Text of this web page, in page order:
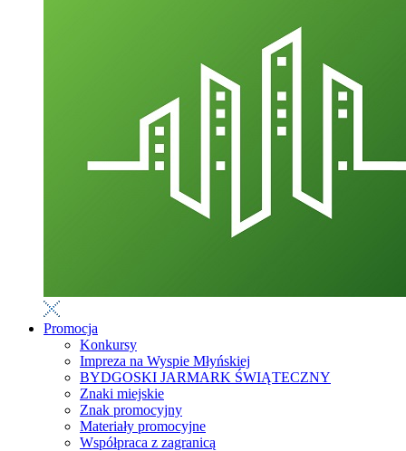
Promocja
Konkursy
Impreza na Wyspie Młyńskiej
BYDGOSKI JARMARK ŚWIĄTECZNY
Znaki miejskie
Znak promocyjny
Materiały promocyjne
Współpraca z zagranicą